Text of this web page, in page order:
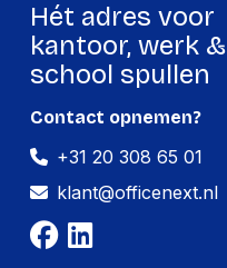
Hét adres voor
kantoor, werk &
school spullen
Contact opnemen?
+31 20 308 65 01
klant@officenext.nl